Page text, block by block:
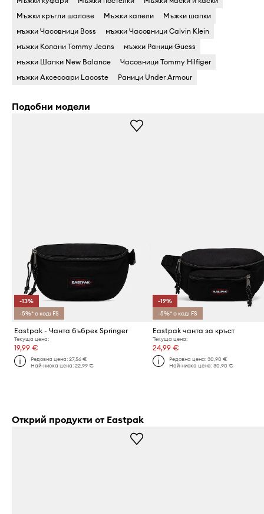
Мъжки кръгли шалове
Мъжки капели
Мъжки шапки
мъжки Часовници Boss
мъжки Часовници Calvin Klein
мъжки Колани Tommy Jeans
мъжки Раници Guess
мъжки Шапки New Balance
Часовници Tommy Hilfiger
мъжки Аксесоари Lacoste
Раници Under Armour
Подобни модели
-13%
-5%* с код: FS
Eastpak - Чанта бъбрек Springer
Текуща цена:
19,99 €
Редовна цена:27,56 €
Най-ниска цена:22,99 €
-19%
-5%* с код: FS
Eastpak чанта за кръст
Текуща цена:
24,99 €
Редовна цена: 30,90 €
Най-ниска цена: 30,90 €
Открий продукти от Eastpak